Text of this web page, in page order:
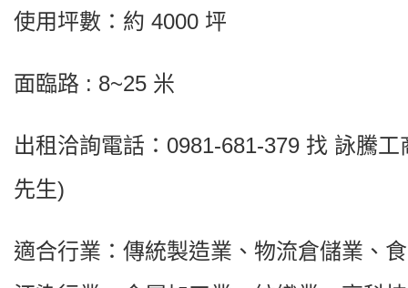
使用坪數：約 4000 坪
面臨路 : 8~25 米
出租洽詢電話：0981-681-379 找 詠騰工
先生)
適合行業：傳統製造業、物流倉儲業、